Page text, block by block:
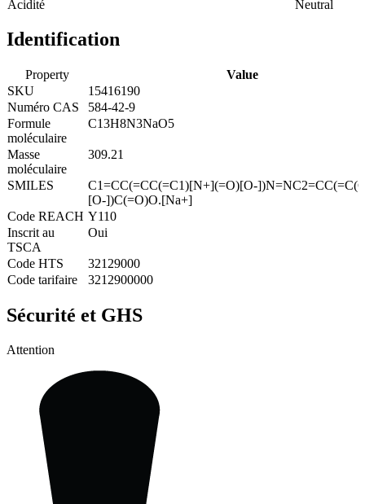
Acidité Neutral
Identification
Property
Value
SKU
15416190
Numéro CAS
584-42-9
Formule
moléculaire
C13H8N3NaO5
Masse
moléculaire
309.21
SMILES
C1=CC(=CC(=C1)[N+](=O)[O-
[O-])C(=O)O.[Na+]
Code REACH Y110
Inscrit au
TSCA
Oui
Code HTS
32129000
Code tarifaire
3212900000
Sécurité et GHS
Attention